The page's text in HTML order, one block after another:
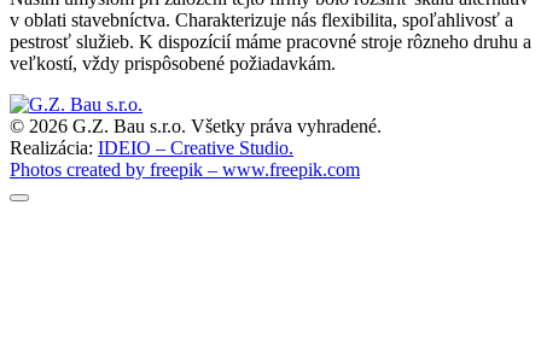
v oblati stavebníctva. Charakterizuje nás flexibilita, spoľahlivosť a
pestrosť služieb. K dispozícií máme pracovné stroje rôzneho druhu a
veľkostí, vždy prispôsobené požiadavkám.
© 2026 G.Z. Bau s.r.o. Všetky práva vyhradené.
Realizácia: IDEIO – Creative Studio.
Photos created by freepik – www.freepik.com